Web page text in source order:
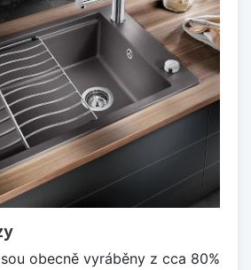
obecně vyráběny z cca 80%